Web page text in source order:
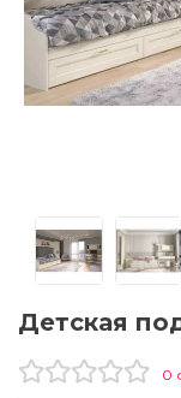
Детская
0